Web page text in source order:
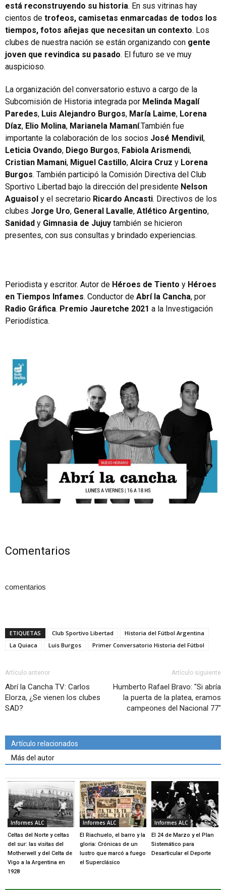
está reconstruyendo su historia. En sus vitrinas hay
cientos de trofeos, camisetas enmarcadas de todos los
tiempos, fotos añejas que necesitan un contexto. Los
clubes de nuestra nación se están organizando con gente
joven que revindica su pasado. El futuro se ve muy
auspicioso.
La organización del conversatorio estuvo a cargo de la
Subcomisión de Historia integrada por Melinda Magalí
Paredes, Luis Alejandro Burgos, María Laime, Lorena
Díaz, Elio Molina, Marianela Mamaní.También fue
importante la colaboración de los socios José Mendivil,
Leticia Ovando, Diego Burgos, Fabiola Arismendi,
Cristian Mamani, Miguel Castillo, Alcira Cruz y Lorena
Burgos. También participó la Comisión Directiva del Club
Sportivo Libertad bajo la dirección del presidente Nelson
Aguaisol y el secretario Ricardo Ancasti. Directivos de los
clubes Jorge Uro, General Lavalle, Atlético Argentino,
Sanidad y Gimnasia de Jujuy también se hicieron
presentes, con sus consultas y brindado experiencias.
Periodista y escritor. Autor de Héroes de Tiento y Héroes
en Tiempos Infames. Conductor de Abrí la Cancha, por
Radio Gráfica. Premio Jauretche 2021 a la Investigación
Periodística.
Comentarios
comentarios
ETIQUETAS Club Sportivo Libertad
Historia del Fútbol Argentina
La Quiaca
Luis Burgos Primer Conversatorio Historia del Fútbol
Artículo anterior
Abrí la Cancha TV: Carlos
Elorza, ¿Se vienen los clubes
SAD?
Artículo siguiente
Humberto Rafael Bravo: "Si abría
la puerta de la platea, eramos
campeones del Nacional 77"
Artículo relacionados
Más del autor
Informes ALC
Celtas del Norte y celtas
del sur: las visitas del
Motherwell y del Celta de
Vigo a la Argentina en
1928
Informes ALC
El Riachuelo, el barro y la
gloria: Crónicas de un
lustro que marcó a fuego
el Superclásico
Informes ALC
El 24 de Marzo y el Plan
Sistemático para
Desarticular el Deporte